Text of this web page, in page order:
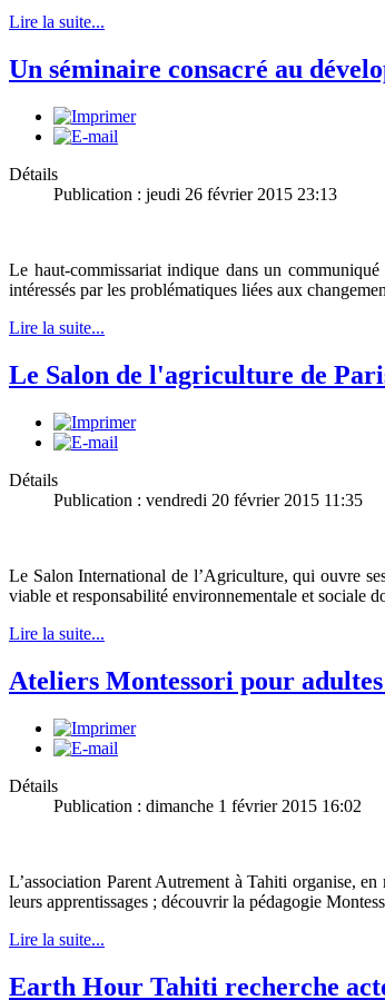
Lire la suite...
Un séminaire consacré au
Détails
Publication : jeudi 26 février 2015 23:13
Le haut-commissariat indique dans un
intéressés par les problématiques liées aux
Lire la suite...
Le Salon de l'agriculture de
Détails
Publication : vendredi 20 février 2015 11:35
Le Salon International de l’Agriculture, qui ouvre
viable et responsabilité environnementale et sociale
Lire la suite...
Ateliers Montessori pour
Détails
Publication : dimanche 1 février 2015 16:02
L’association Parent Autrement à Tahiti organise,
leurs apprentissages ; découvrir la pédagogie
Lire la suite...
Earth Hour Tahiti recherche